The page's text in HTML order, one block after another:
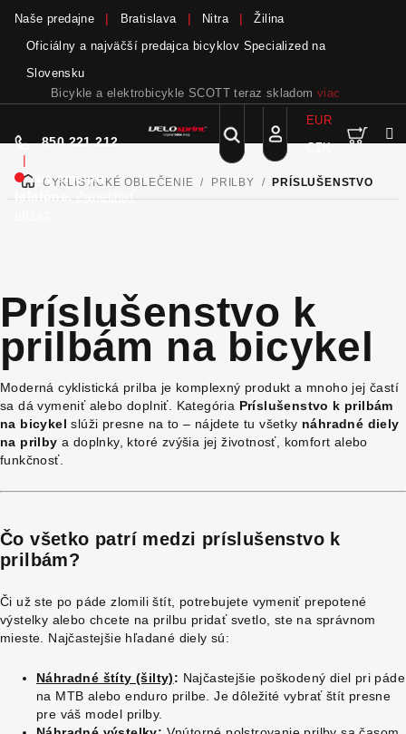
obsah
Naše predajne Bratislava Nitra
Žilina
Oficiálny a najväčší predajca bicyklov Specialized na
Slovensku
Bicykle a elektrobicykle SCOTT teraz skladom viac
850 221 212
|
Nie sme pri
telefóne.Zanechať
Hľadať
Prihlásenie
EUR
CZK
DOMOVCYKLISTICKÉ OBLEČENIE / PRILBY / PRÍSLUŠENSTVO
Príslušenstvo k
prilbám na bicykel
Moderná cyklistická prilba je komplexný produkt a mnoho jej častí
sa dá vymeniť alebo doplniť. Kategória Príslušenstvo k prilbám
na bicykel slúži presne na to – nájdete tu všetky náhradné diely
na prilby a doplnky, ktoré zvýšia jej životnosť, komfort alebo
funkčnosť.
Čo všetko patrí medzi príslušenstvo k
prilbám?
Či už ste po páde zlomili štít, potrebujete vymeniť prepotené
výstelky alebo chcete na prilbu pridať svetlo, ste na správnom
mieste. Najčastejšie hľadané diely sú:
Náhradné štíty (šilty): Najčastejšie poškodený diel pri páde
na MTB alebo enduro prilbe. Je dôležité vybrať štít presne
pre váš model prilby.